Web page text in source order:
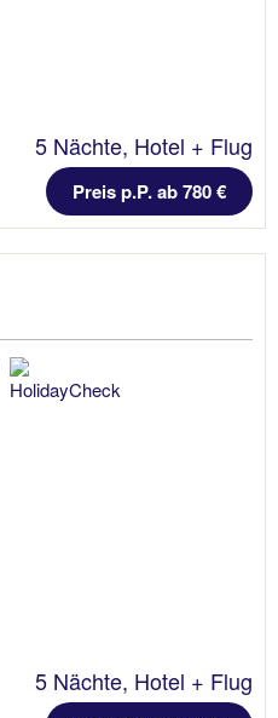
5 Nächte, Hotel + Flug
Preis p.P. ab 780 €
5 Nächte, Hotel + Flug